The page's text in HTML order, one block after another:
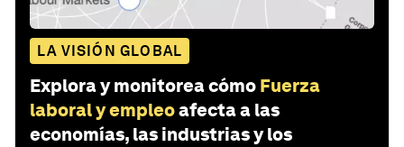
LA VISIÓN GLOBAL
Explora y monitorea cómo Fuerza
laboral y empleoafecta a las
economías, las industrias y los